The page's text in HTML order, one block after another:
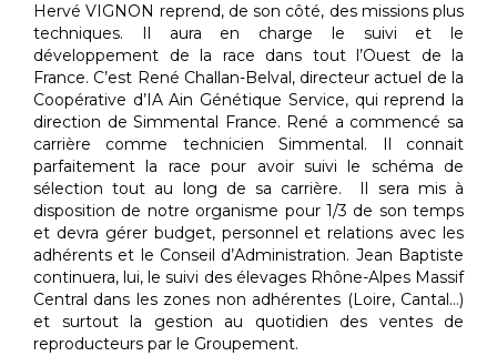
Hervé VIGNON reprend, de son côté, des missions plus
techniques. Il aura en charge le suivi et le
développement de la race dans tout l’Ouest de la
France. C’est René Challan-Belval, directeur actuel de la
Coopérative d’IA Ain Génétique Service, qui reprend la
direction de Simmental France. René a commencé sa
carrière comme technicien Simmental. Il connait
parfaitement la race pour avoir suivi le schéma de
sélection tout au long de sa carrière. Il sera mis à
disposition de notre organisme pour 1/3 de son temps
et devra gérer budget, personnel et relations avec les
adhérents et le Conseil d’Administration. Jean Baptiste
continuera, lui, le suivi des élevages Rhône-Alpes Massif
Central dans les zones non adhérentes (Loire, Cantal…)
et surtout la gestion au quotidien des ventes de
reproducteurs par le Groupement.